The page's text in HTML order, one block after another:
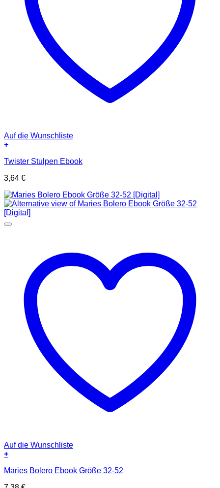
Auf die Wunschliste
+
Twister Stulpen Ebook
3,64 €
Auf die Wunschliste
+
Maries Bolero Ebook Größe 32-52